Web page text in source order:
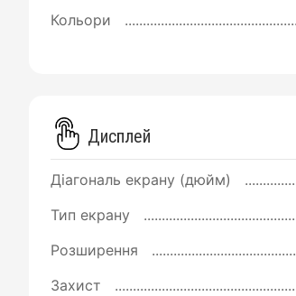
Кольори
Дисплей
Діагональ екрану (дюйм)
Тип екрану
Розширення
Захист